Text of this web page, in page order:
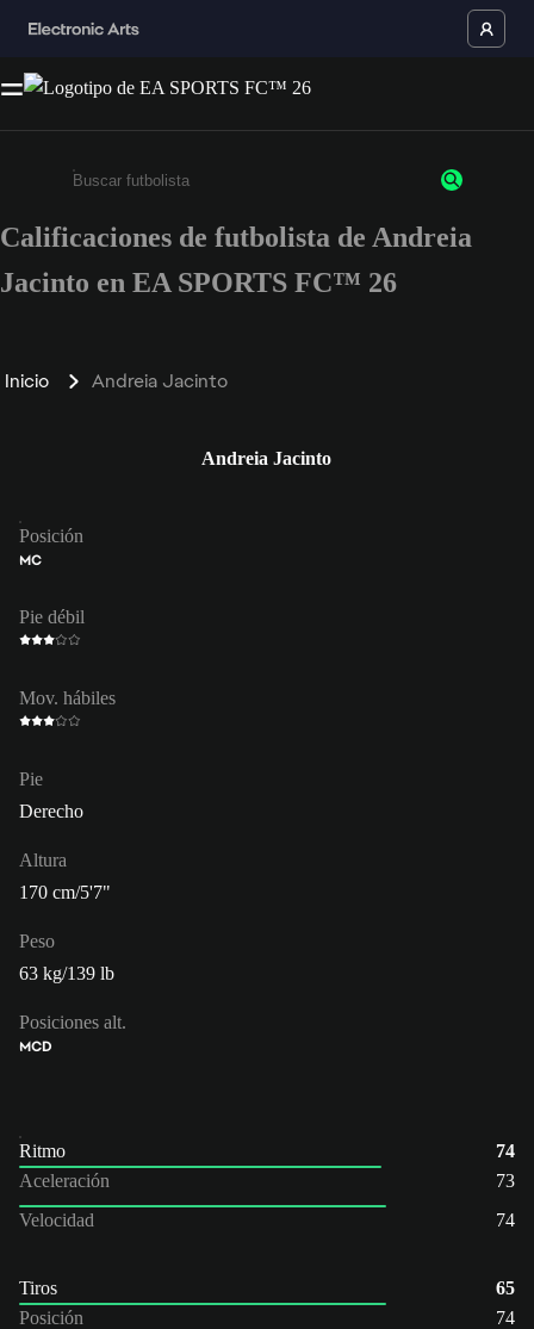
Ingresa un mínimo de 3 caracteres o números
Calificaciones de futbolista de Andreia
Jacinto en EA SPORTS FC™ 26
Inicio Andreia Jacinto
Andreia Jacinto
Posición
MC
Pie débil
Mov. hábiles
Pie
Derecho
Altura
170 cm/5'7"
Peso
63 kg/139 lb
Posiciones alt.
MCD
Ritmo
74
Aceleración
73
Velocidad
74
Tiros
65
Posición
74